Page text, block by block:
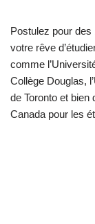
Postulez pour
votre rêve
comme
Collège Douglas,
de Toronto et bien
Canada pour les